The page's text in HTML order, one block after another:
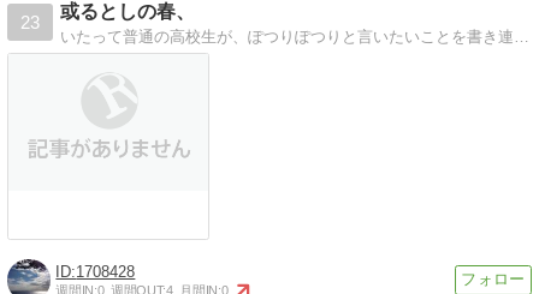
23
或るとしの春、
いたって普通の高校生が、ぽつりぽつりと言いたいことを書き連ねる写真日記。テンション低めの文章でお送りします。
1708428
週間IN:0 週間OUT:4 月間IN:0